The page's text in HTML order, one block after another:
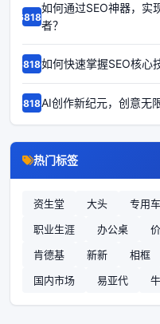
68187
如何通过SEO神器，实
者？
68186如何快速掌握SEO核心
68185AI创作新纪元，创意无
热门标签
资生堂 大头 专用车
职业生涯
办公桌
肯德基
新新 相框
国内市场
易亚代